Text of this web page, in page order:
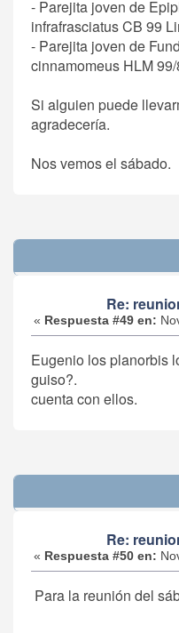
- Parejita joven de
infrafrasciatus CB 99
- Parejita joven de
cinnamomeus HLM 99/
Si alguien puede
agradecería.
Nos vemos el sábado.
Re:
« Respuesta #49 en:
Eugenio los planorbis
guiso?.
cuenta con ellos.
Re:
« Respuesta #50 en:
Para la reunión del